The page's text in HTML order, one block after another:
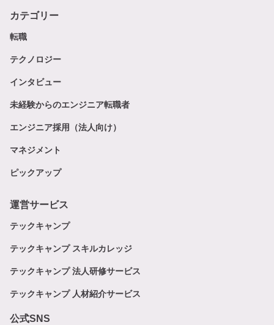
カテゴリー
転職
テクノロジー
インタビュー
未経験からのエンジニア転職者
エンジニア採用（法人向け）
マネジメント
ピックアップ
運営サービス
テックキャンプ
テックキャンプ スキルカレッジ
テックキャンプ 法人研修サービス
テックキャンプ 人材紹介サービス
公式SNS